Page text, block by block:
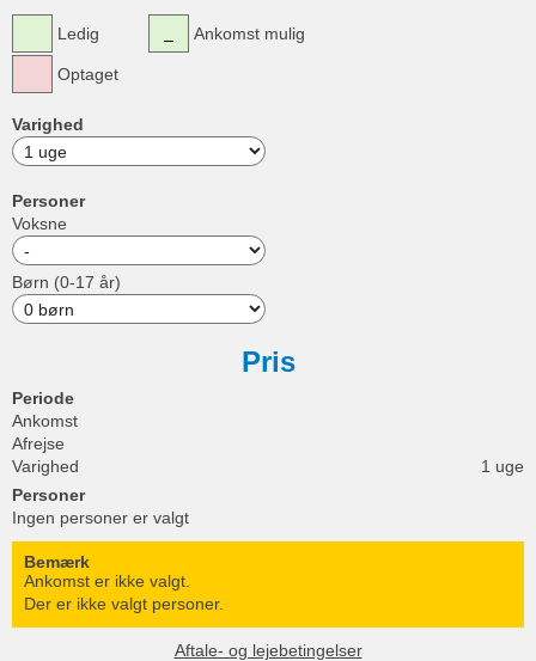
Ledig
Optaget
Ankomst mulig
Varighed
Personer
Voksne
Børn (0-17 år)
Pris
Periode
Ankomst
Afrejse
Varighed
1 uge
Personer
Ingen personer er valgt
Bemærk
Ankomst er ikke valgt.
Der er ikke valgt personer.
Aftale- og lejebetingelser